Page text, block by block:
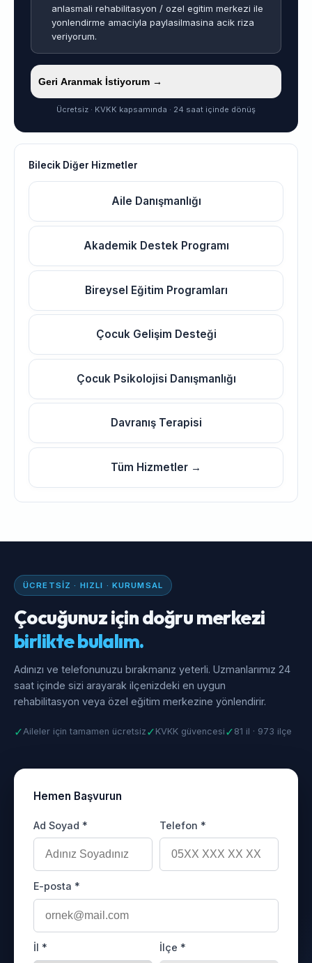
anlasmali rehabilitasyon / ozel egitim merkezi ile
yonlendirme amaciyla paylasilmasina acik riza
veriyorum.
Geri Aranmak İstiyorum →
Ücretsiz · KVKK kapsamında · 24 saat içinde dönüş
Bilecik Diğer Hizmetler
Aile Danışmanlığı
Akademik Destek Programı
Bireysel Eğitim Programları
Çocuk Gelişim Desteği
Çocuk Psikolojisi Danışmanlığı
Davranış Terapisi
Tüm Hizmetler →
ÜCRETSIZ · HIZLI · KURUMSAL
Çocuğunuz için doğru merkezi
birlikte bulalım.
Adınızı ve telefonunuzu bırakmanız yeterli. Uzmanlarımız 24
saat içinde sizi arayarak ilçenizdeki en uygun
rehabilitasyon veya özel eğitim merkezine yönlendirir.
✓Aileler için tamamen ücretsiz ✓ KVKK güvencesi ✓ 81 il · 973 ilçe
Hemen Başvurun
Ad Soyad * Telefon *
E-posta *
İl * İlçe *